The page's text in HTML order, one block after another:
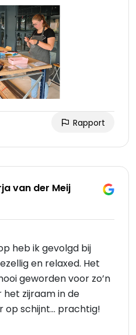
Rapport
van der Meij
heb ik gevolgd bij
en relaxed. Het
geworden voor zo’n
het zijraam in de
op schijnt… prachtig!